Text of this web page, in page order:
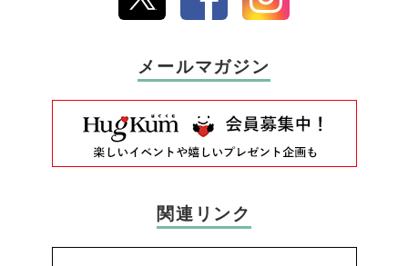
メールマガジン
関連リンク